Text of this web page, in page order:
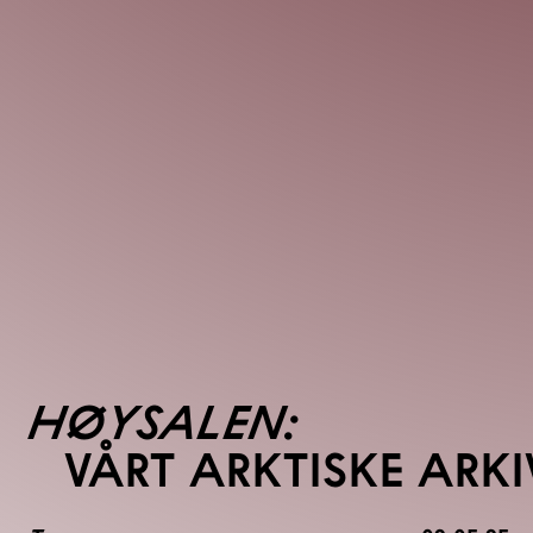
HØYSALEN:
VÅRT ARKTISKE